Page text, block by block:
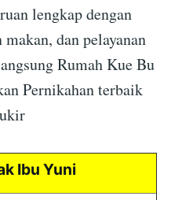
lengkap dengan
dan pelayanan
Rumah Kue Bu
Pernikahan terbaik
Ibu Yuni